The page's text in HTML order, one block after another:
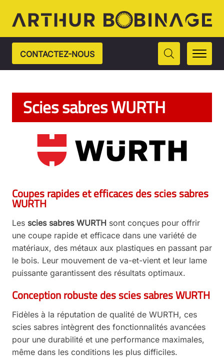
CONTACTEZ-NOUS
Scies sabres WURTH
Coupes rapides et efficaces des scies sabres
WURTH
Les scies sabres WURTH sont conçues pour offrir
une coupe rapide et efficace dans une variété de
matériaux, des métaux aux plastiques en passant par
le bois. Leur mouvement de va-et-vient et leur lame
puissante garantissent des résultats optimaux.
Conception robuste des scies sabres WURTH
Fidèles à la réputation de qualité de WURTH, ces
scies sabres intègrent des fonctionnalités avancées
pour une durabilité et une performance maximales,
même dans les conditions les plus difficiles.